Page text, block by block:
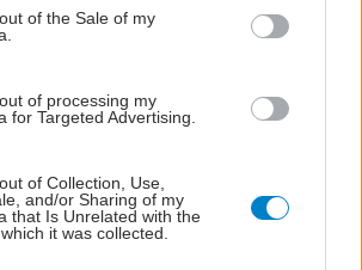
of the Sale of my
of processing my
for Targeted Advertising.
of Collection, Use,
and/or Sharing of my
that Is Unrelated with the
it was collected.